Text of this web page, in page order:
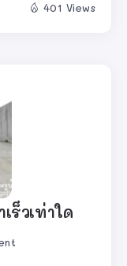
401 Views
ร็วเท่าใด